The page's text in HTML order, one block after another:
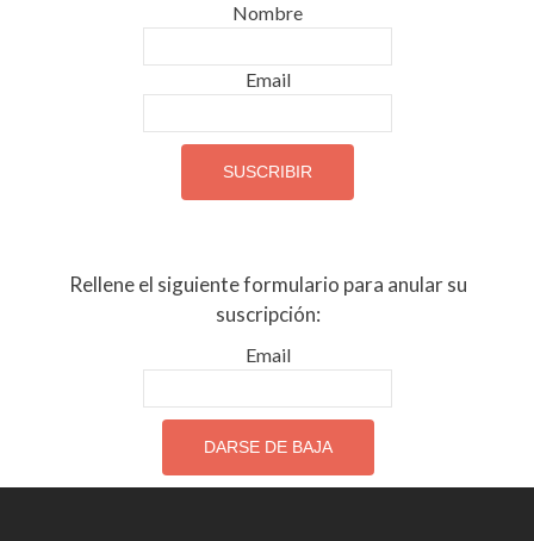
Nombre
Email
Rellene el siguiente formulario para anular su
suscripción:
Email